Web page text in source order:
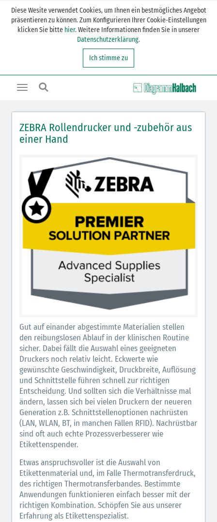
Diese Wesite verwendet Cookies, um Ihnen ein bestmögliches Angebot
präsentieren zu können. Zum Konfigurieren Ihrer Cookie-Einstellungen
klicken Sie bitte hier. Weitere Informationen finden Sie in unserer
Datenschutzerklärung.
Ich stimme zu
Toggle
ZEBRA Rollendrucker und -zubehör aus
einer Hand
Gut auf einander abgestimmte Materialien stellen
den reibungslosen Ablauf in der klinischen Routine
sicher. Dabei fällt die Auswahl eines geeigneten
Druckers noch relativ leicht. Eckwerte wie
gewünschte Geschwindigkeit, Druckbreite, Auflösung
und Schnittstelle führen schnell zur richtigen
Entscheidung. Und sollten sich die Verhältnisse mal
ändern, lassen sich bei vielen Druckern der neueren
Generation z.B. Schnittstellenoptionen nachrüsten
(LAN, WLAN, BT, in manchen Fällen RFID). Nachrüstbar
sind oft auch echte Prozessverbesserer wie
Etikettenspender.
Etwas anspruchsvoller ist die Auswahl von
Etikettenmaterial und, im Falle Thermotransferdruck,
des richtigen Thermotransferbandes. Bestimmte
Anwendungen funktionieren einfach besser mit der
richtigen Kombination. Schöpfen Sie aus unserer
Erfahrung als Etikettenspezialist.